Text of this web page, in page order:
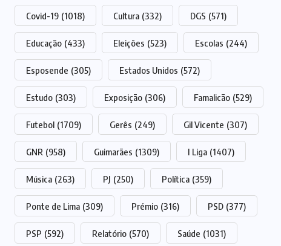
Covid-19 (1018) Cultura (332) DGS (571)
Educação (433) Eleições (523) Escolas (244)
Esposende (305) Estados Unidos (572)
Estudo (303) Exposição (306) Famalicão (529)
Futebol (1709) Gerês (249) Gil Vicente (307)
GNR (958) Guimarães (1309) I Liga (1407)
Música (263) PJ (250) Política (359)
Ponte de Lima (309) Prémio (316) PSD (377)
PSP (592) Relatório (570) Saúde (1031)